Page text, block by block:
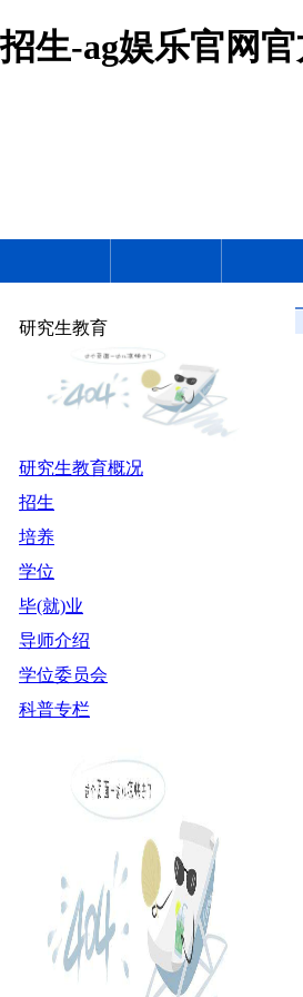
招生-ag娱乐官网
研究生教育
研究生教育概况
招生
培养
学位
毕(就)业
导师介绍
学位委员会
科普专栏